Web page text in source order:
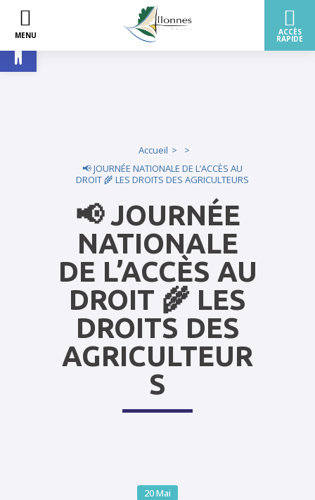
Ouvrir la barre d’outils
Accueil
📢 JOURNÉE NATIONALE DE L’ACCÈS AU
DROIT 🌾 LES DROITS DES AGRICULTEURS
📢 JOURNÉE
NATIONALE
DE L’ACCÈS AU
DROIT 🌾 LES
DROITS DES
AGRICULTEUR
S
20Mai